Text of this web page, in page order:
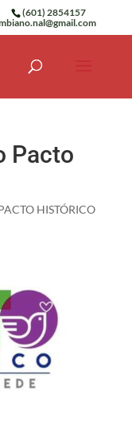
(601) 2854157
Pacto
HISTÓRICO